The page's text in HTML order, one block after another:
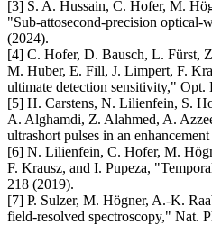
[3] S. A. Hussain, C. Hofer, M.
"Sub-attosecond-precision optical-
(2024).
[4] C. Hofer, D. Bausch, L. Fürst,
M. Huber, E. Fill, J. Limpert, F.
ultimate detection sensitivity," Opt.
[5] H. Carstens, N. Lilienfein, S.
A. Alghamdi, Z. Alahmed, A.
ultrashort pulses in an
[6] N. Lilienfein, C. Hofer, M.
F. Krausz, and I. Pupeza,
218 (2019).
[7] P. Sulzer, M. Högner, A.-K.
field-resolved spectroscopy," Nat.